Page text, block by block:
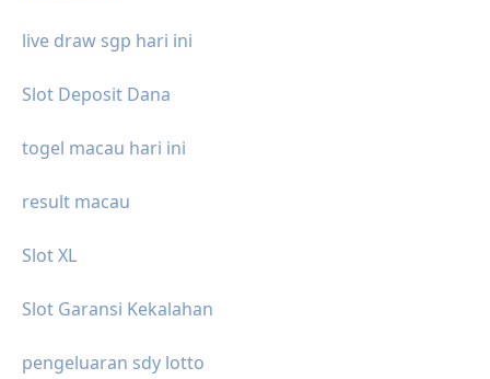
live draw sgp hari ini
Slot Deposit Dana
togel macau hari ini
result macau
Slot XL
Slot Garansi Kekalahan
pengeluaran sdy lotto